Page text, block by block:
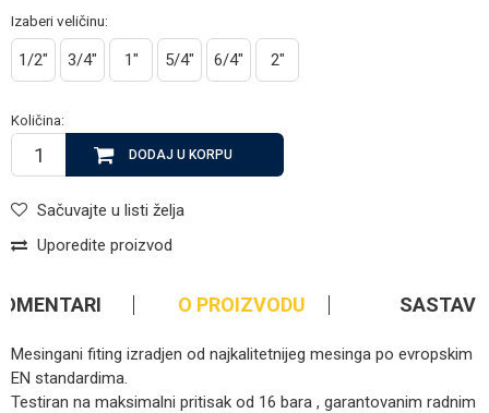
Izaberi veličinu:
1/2" 3/4" 1" 5/4" 6/4" 2"
Količina:
DODAJ U KORPU
Sačuvajte u listi želja
Uporedite proizvod
O PROIZVODU SASTAV
Mesingani fiting izradjen od najkalitetnijeg mesinga po evropskim
EN standardima.
Testiran na maksimalni pritisak od 16 bara , garantovanim radnim